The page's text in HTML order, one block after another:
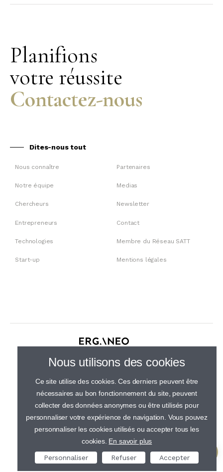
Planifions
votre réussite
Contactez-nous
Dites-nous tout
Nous connaître
Notre équipe
Chercheurs
Entrepreneurs
Technologies
Start-up
Partenaires
Medias
Newsletter
Contact
Membre du Réseau SATT
Mentions légales
01 44 23 21 50
Nous utilisons des cookies
Ce site utilise des cookies. Ces derniers peuvent être
nécessaires au bon fonctionnement du site, peuvent
collecter des données anonymes ou être utilisés pour
personnaliser votre expérience de navigation. Vous pouvez
personnaliser les cookies utilisés ou accepter tous les
cookies. En savoir plus
Personnaliser Refuser Accepter